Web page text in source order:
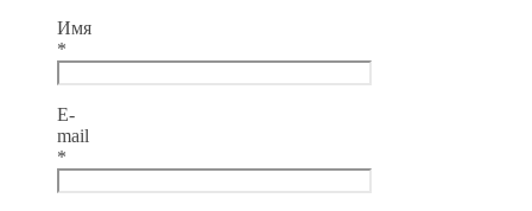
Имя
*
E-
mail
*